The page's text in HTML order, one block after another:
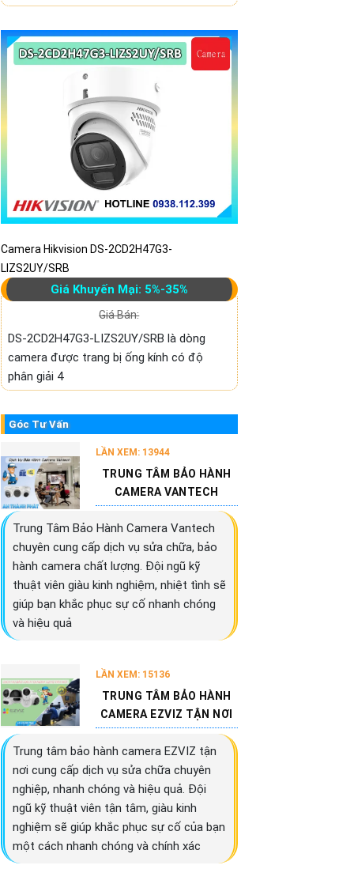
Camera Hikvision DS-2CD2H47G3-
LIZS2UY/SRB
Giá Khuyến Mại: 5%-35%
Giá Bán:
DS-2CD2H47G3-LIZS2UY/SRB là dòng
camera được trang bị ống kính có độ
phân giải 4
Góc Tư Vấn
LẦN XEM: 13944
TRUNG TÂM BẢO HÀNH
CAMERA VANTECH
Trung Tâm Bảo Hành Camera Vantech
chuyên cung cấp dịch vụ sửa chữa, bảo
hành camera chất lượng. Đội ngũ kỹ
thuật viên giàu kinh nghiệm, nhiệt tình sẽ
giúp bạn khắc phục sự cố nhanh chóng
và hiệu quả
LẦN XEM: 15136
TRUNG TÂM BẢO HÀNH
CAMERA EZVIZ TẬN NƠI
Trung tâm bảo hành camera EZVIZ tận
nơi cung cấp dịch vụ sửa chữa chuyên
nghiệp, nhanh chóng và hiệu quả. Đội
ngũ kỹ thuật viên tận tâm, giàu kinh
nghiệm sẽ giúp khắc phục sự cố của bạn
một cách nhanh chóng và chính xác